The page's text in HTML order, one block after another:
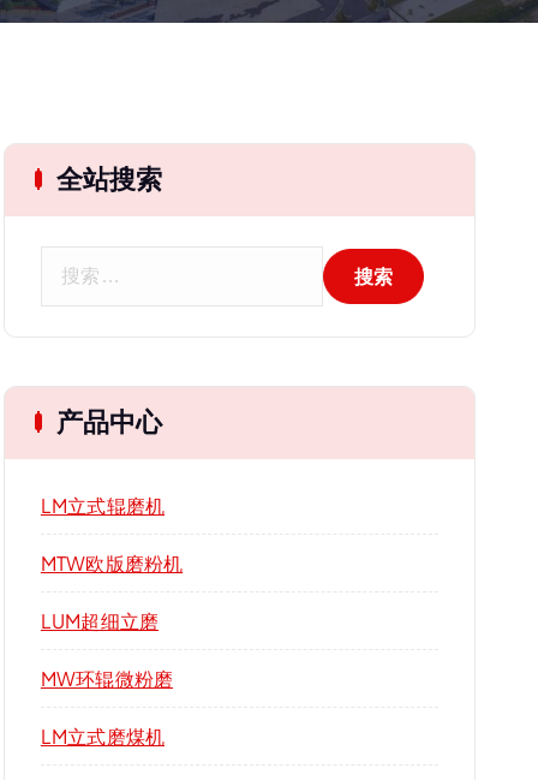
全站搜索
产品中心
LM立式辊磨机
MTW欧版磨粉机
LUM超细立磨
MW环辊微粉磨
LM立式磨煤机